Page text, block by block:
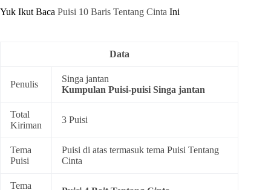
Yuk Ikut Baca Puisi 10 Baris Tentang Cinta Ini
Data
Penulis
Singa jantan
Kumpulan Puisi-puisi Singa jantan
Total
Kiriman
3 Puisi
Tema
Puisi
Puisi di atas termasuk tema Puisi Tentang
Cinta
Tema